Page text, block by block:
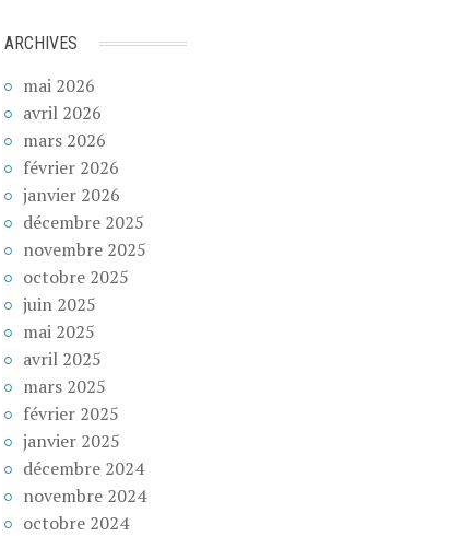
ARCHIVES
mai 2026
avril 2026
mars 2026
février 2026
janvier 2026
décembre 2025
novembre 2025
octobre 2025
juin 2025
mai 2025
avril 2025
mars 2025
février 2025
janvier 2025
décembre 2024
novembre 2024
octobre 2024